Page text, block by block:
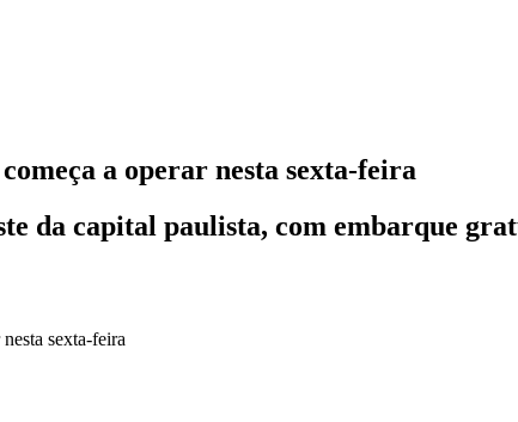
a operar nesta sexta-feira
da capital paulista, com embarque